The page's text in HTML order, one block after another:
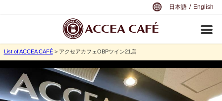
日本語 / English
List of ACCEA CAFÉ> アクセアカフェOBPツイン21店